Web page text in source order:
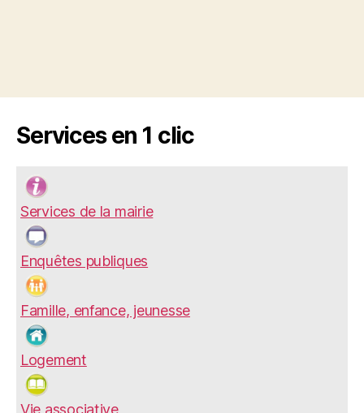
Services en 1 clic
Services de la mairie
Enquêtes publiques
Famille, enfance, jeunesse
Logement
Vie associative